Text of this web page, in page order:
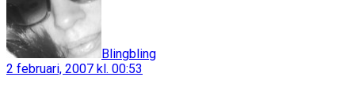
Blingbling
2 februari, 2007 kl. 00:53